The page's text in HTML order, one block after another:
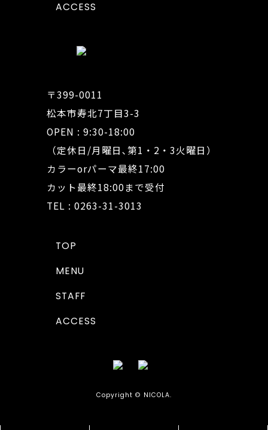
ACCESS
〒399-0011
松本市寿北7丁目3-3
OPEN : 9:30-18:00
（定休日/月曜日､第1・2・3火曜日）
カラーorパーマ最終17:00
カット最終18:00まで受付
TEL : 0263-31-3013
TOP
MENU
STAFF
ACCESS
Copyright © NICOLA.